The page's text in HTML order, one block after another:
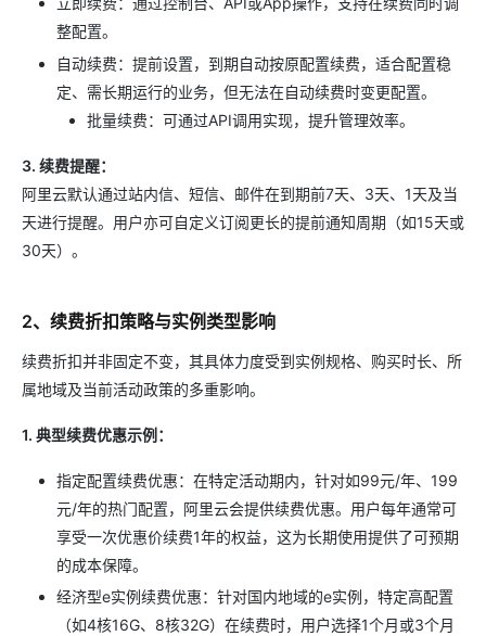
整配置。
自动续费：提前设置，到期自动按原配置续费，适合配置稳
定、需长期运行的业务，但无法在自动续费时变更配置。
批量续费：可通过API调用实现，提升管理效率。
3. 续费提醒：
阿里云默认通过站内信、短信、邮件在到期前7天、3天、1天及当
天进行提醒。用户亦可自定义订阅更长的提前通知周期（如15天或
30天）。
2、续费折扣策略与实例类型影响
续费折扣并非固定不变，其具体力度受到实例规格、购买时长、所
属地域及当前活动政策的多重影响。
1. 典型续费优惠示例：
指定配置续费优惠：在特定活动期内，针对如99元/年、199
元/年的热门配置，阿里云会提供续费优惠。用户每年通常可
享受一次优惠价续费1年的权益，这为长期使用提供了可预期
的成本保障。
经济型e实例续费优惠：针对国内地域的e实例，特定高配置
（如4核16G、8核32G）在续费时，用户选择1个月或3个月